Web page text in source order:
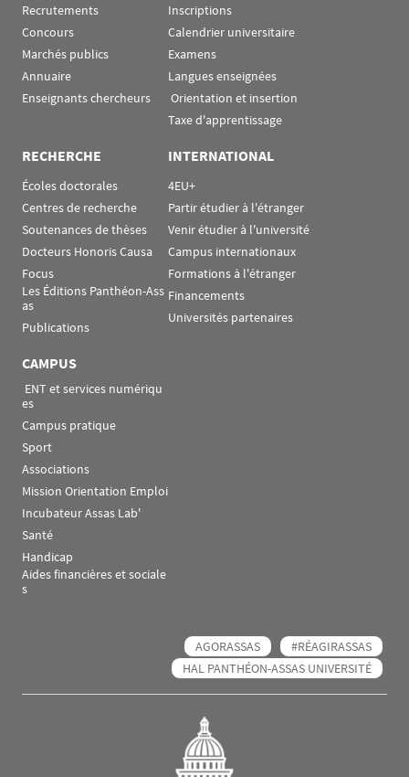
Recrutements
Concours
Marchés publics
Annuaire
Enseignants chercheurs
Inscriptions
Calendrier universitaire
Examens
Langues enseignées
Orientation et insertion
Taxe d'apprentissage
RECHERCHE
Écoles doctorales
Centres de recherche
Soutenances de thèses
Docteurs Honoris Causa
Focus
Les Éditions Panthéon-Ass
as
Publications
INTERNATIONAL
4EU+
Partir étudier à l'étranger
Venir étudier à l'université
Campus internationaux
Formations à l'étranger
Financements
Universités partenaires
CAMPUS
es
Campus pratique
Sport
Associations
Mission Orientation Emploi
Incubateur Assas Lab'
Santé
Handicap
Aides financières et sociale
s
AGORASSAS
#RÉAGIRASSAS
HAL PANTHÉON-ASSAS UNIVERSITÉ